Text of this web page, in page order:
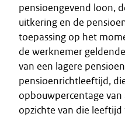
pensioengevend loon,
uitkering en de
toepassing op het
de werknemer
van een lagere
pensioenrichtleeftijd,
opbouwpercentage
opzichte van die